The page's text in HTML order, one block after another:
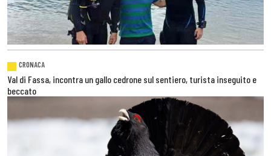
CRONACA
Val di Fassa, incontra un gallo cedrone sul sentiero, turista inseguito e
beccato